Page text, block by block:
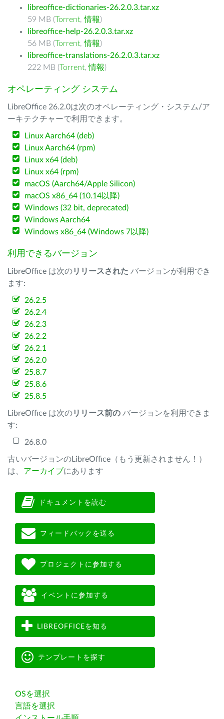
libreoffice-dictionaries-26.2.0.3.tar.xz
59 MB (Torrent,情報)
libreoffice-help-26.2.0.3.tar.xz
56 MB (Torrent,情報)
libreoffice-translations-26.2.0.3.tar.xz
222 MB (Torrent,情報)
オペレーティング システム
LibreOffice 26.2.0は次のオペレーティング・システム/ア
ーキテクチャーで利用できます。
Linux Aarch64 (deb)
Linux Aarch64 (rpm)
Linux x64 (deb)
Linux x64 (rpm)
macOS (Aarch64/Apple Silicon)
macOS x86_64 (10.14以降)
Windows (32 bit, deprecated)
Windows Aarch64
Windows x86_64 (Windows 7以降)
利用できるバージョン
LibreOffice は次のリリースされた バージョンが利用でき
ます:
26.2.5
26.2.4
26.2.3
26.2.2
26.2.1
26.2.0
25.8.7
25.8.6
25.8.5
LibreOffice は次のリリース前の バージョンを利用できま
す:
26.8.0
古いバージョンのLibreOffice（もう更新されません！）
は、 アーカイブにあります
ドキュメントを読む
フィードバックを送る
プロジェクトに参加する
イベントに参加する
LIBREOFFICEを知る
テンプレートを探す
OSを選択
言語を選択